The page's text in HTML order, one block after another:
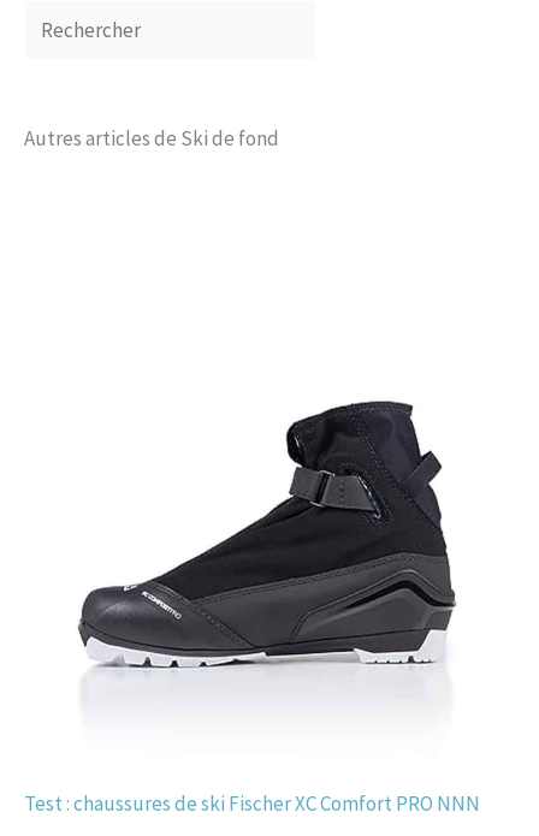
Autres articles de Ski de fond
Test : chaussures de ski Fischer XC Comfort PRO NNN